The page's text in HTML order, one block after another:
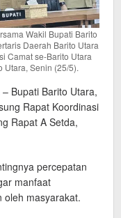
Wakil Bupati Barito
Daerah Barito Utara
Camat se-Barito Utara
Utara, Senin (25/5).
– Bupati Barito Utara,
Rapat Koordinasi
Rapat A Setda,
percepatan
manfaat
oleh masyarakat.